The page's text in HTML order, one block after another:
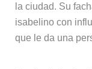
la ciudad. Su
isabelino con
que le da una